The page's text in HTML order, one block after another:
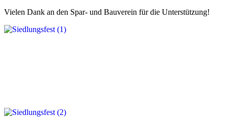
Vielen Dank an den Spar- und Bauverein für die Unterstützung!